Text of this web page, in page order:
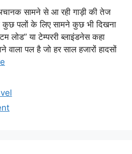
सामने से आ रही गाड़ी की तेज
पलों के लिए सामने कुछ भी दिखना
लोड” या टेम्पररी ब्लाइंडनेस कहा
वाला पल है जो हर साल हजारों हादसों